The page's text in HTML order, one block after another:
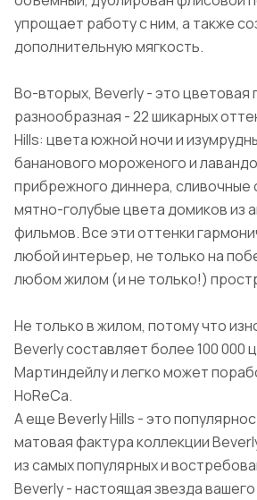
упрощает работу с ним, а также
дополнительную мягкость.
Во-вторых, Beverly - это цветовая
разнообразная - 22 шикарных
Hills: цвета южной ночи и
бананового мороженого и
прибрежного диннера, сливочные
мятно-голубые цвета домиков из
фильмов. Все эти оттенки
любой интерьер, не только на
любом жилом (и не только!)
Не только в жилом, потому что
Beverly составляет более 100 000
Мартиндейлу и легко может
HoReCa.
А еще Beverly Hills - это
матовая фактура коллекции
из самых популярных и
Beverly - настоящая звезда